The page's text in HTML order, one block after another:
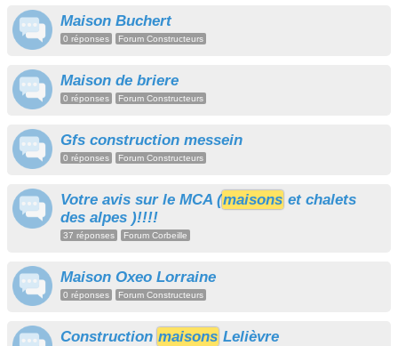
Maison Buchert
0 réponses Forum Constructeurs
Maison de briere
0 réponses Forum Constructeurs
Gfs construction messein
0 réponses Forum Constructeurs
Votre avis sur le MCA (maisons et chalets
des alpes )!!!!
37 réponses Forum Corbeille
Maison Oxeo Lorraine
0 réponses Forum Constructeurs
Construction maisons Lelièvre